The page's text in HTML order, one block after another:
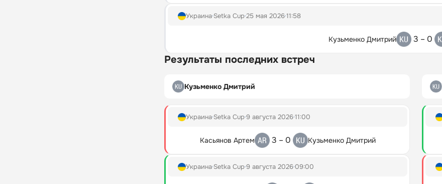
Украина Setka Cup25 мая 202611:58
Кузьменко Дмитрий 3 – 0
Результаты последних встреч
Кузьменко Дмитрий
Украина Setka Cup9 августа 202611:00
Касьянов Артем 3 – 0 Кузьменко Дмитрий
Украина Setka Cup9 августа 202609:00